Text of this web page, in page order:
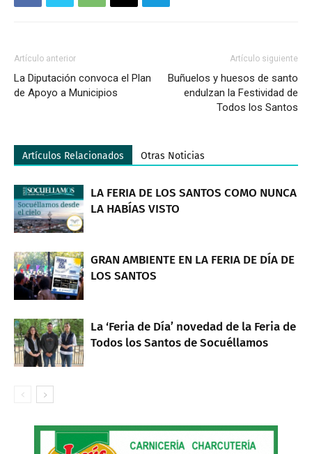
Artículo anterior
La Diputación convoca el Plan
de Apoyo a Municipios
Artículo siguiente
Buñuelos y huesos de santo
endulzan la Festividad de
Todos los Santos
Artículos Relacionados Otras Noticias
LA FERIA DE LOS SANTOS COMO NUNCA
LA HABÍAS VISTO
GRAN AMBIENTE EN LA FERIA DE DÍA DE
LOS SANTOS
La ‘Feria de Día’ novedad de la Feria de
Todos los Santos de Socuéllamos